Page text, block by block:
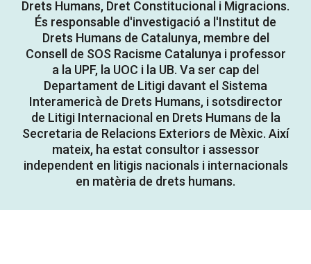
Drets Humans, Dret Constitucional i Migracions.
És responsable d'investigació a l'Institut de
Drets Humans de Catalunya, membre del
Consell de SOS Racisme Catalunya i professor
a la UPF, la UOC i la UB. Va ser cap del
Departament de Litigi davant el Sistema
Interamericà de Drets Humans, i sotsdirector
de Litigi Internacional en Drets Humans de la
Secretaria de Relacions Exteriors de Mèxic. Així
mateix, ha estat consultor i assessor
independent en litigis nacionals i internacionals
en matèria de drets humans.